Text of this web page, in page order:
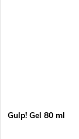
Gulp! Gel 80 ml